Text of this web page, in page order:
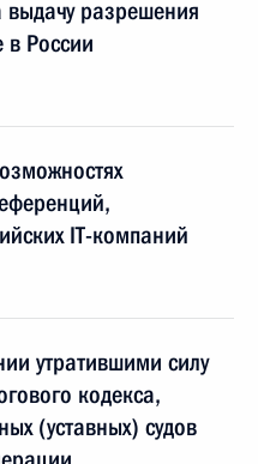
выдачу разрешения
России
IT-компаний
утратившими силу
кодекса,
(уставных) судов